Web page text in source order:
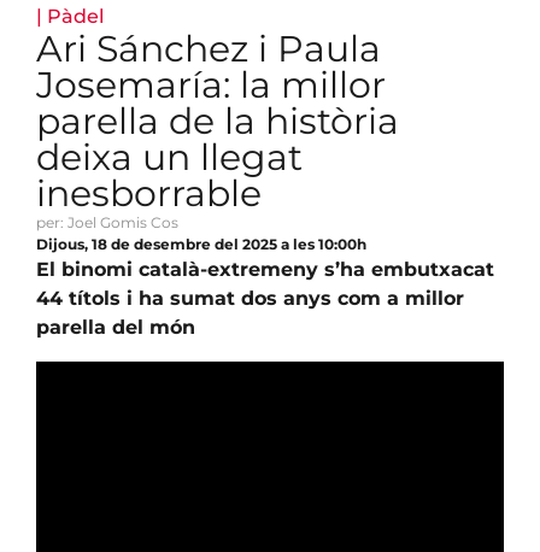
| Pàdel
Ari Sánchez i Paula
Josemaría: la millor
parella de la història
deixa un llegat
inesborrable
per: Joel Gomis Cos
Dijous, 18 de desembre del 2025 a les 10:00h
El binomi català-extremeny s’ha embutxacat
44 títols i ha sumat dos anys com a millor
parella del món